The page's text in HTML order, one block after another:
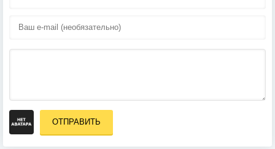
ОТПРАВИТЬ